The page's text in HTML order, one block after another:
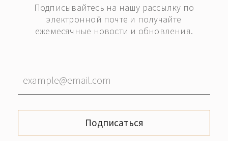
Подписывайтесь на нашу рассылку по
электронной почте и получайте
ежемесячные новости и обновления.
Подписаться